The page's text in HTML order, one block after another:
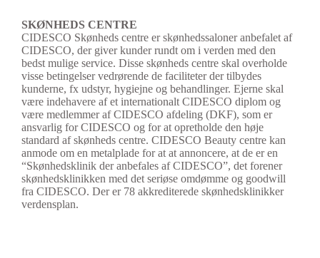
SKØNHEDS CENTRE
CIDESCO Skønheds centre er skønhedssaloner anbefalet af
CIDESCO, der giver kunder rundt om i verden med den
bedst mulige service. Disse skønheds centre skal overholde
visse betingelser vedrørende de faciliteter der tilbydes
kunderne, fx udstyr, hygiejne og behandlinger. Ejerne skal
være indehavere af et internationalt CIDESCO diplom og
være medlemmer af CIDESCO afdeling (DKF), som er
ansvarlig for CIDESCO og for at opretholde den høje
standard af skønheds centre. CIDESCO Beauty centre kan
anmode om en metalplade for at at annoncere, at de er en
“Skønhedsklinik der anbefales af CIDESCO”, det forener
skønhedsklinikken med det seriøse omdømme og goodwill
fra CIDESCO. Der er 78 akkrediterede skønhedsklinikker
verdensplan.